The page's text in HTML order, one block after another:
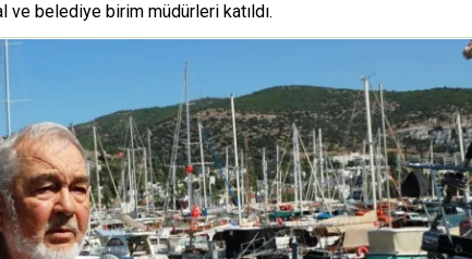
ve belediye birim müdürleri katıldı.